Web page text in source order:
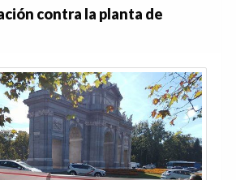
contra la planta de